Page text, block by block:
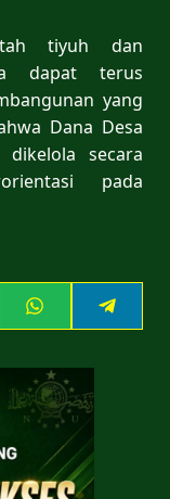
tiyuh dan
dapat terus
yang
Dana Desa
secara
pada